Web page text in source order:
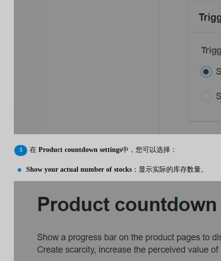
在 Product countdown settings中，您可以选择：
Show your actual number of stocks ：显示实际的库存数量。